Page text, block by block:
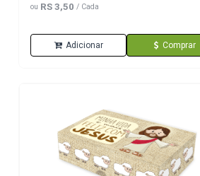
ou RS 3,50 / Cada
Adicionar Comprar